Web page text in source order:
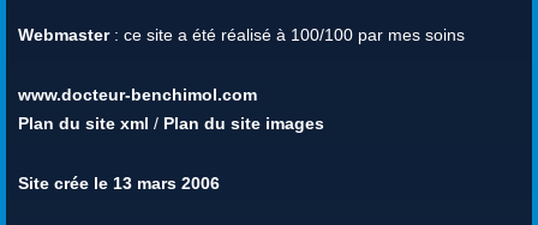
Webmaster: ce site a été réalisé à 100/100 par mes soins
www.docteur-benchimol.com
Plan du site xml / Plan du site images
Site crée le 13 mars 2006